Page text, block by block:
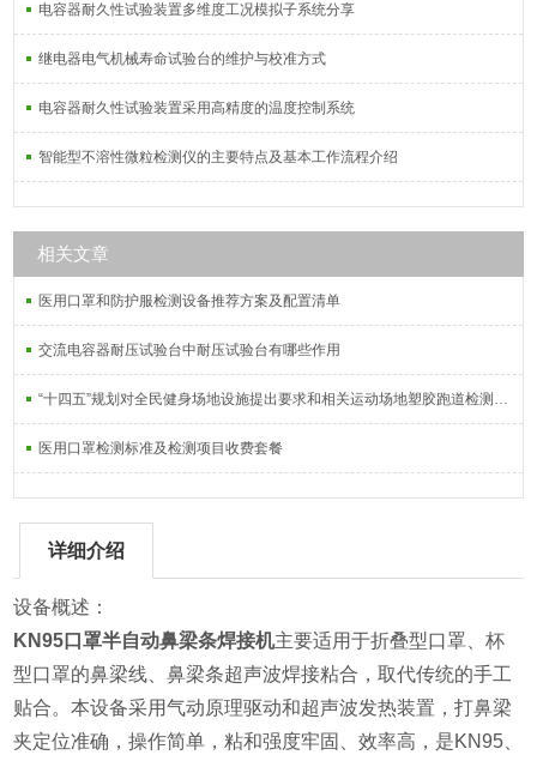
电容器耐久性试验装置多维度工况模拟子系统分享
继电器电气机械寿命试验台的维护与校准方式
电容器耐久性试验装置采用高精度的温度控制系统
智能型不溶性微粒检测仪的主要特点及基本工作流程介绍
相关文章
医用口罩和防护服检测设备推荐方案及配置清单
交流电容器耐压试验台中耐压试验台有哪些作用
“十四五”规划对全民健身场地设施提出要求和相关运动场地塑胶跑道检测设备
医用口罩检测标准及检测项目收费套餐
详细介绍
设备概述：
KN95口罩半自动鼻梁条焊接机主要适用于折叠型口罩、杯
型口罩的鼻梁线、鼻梁条超声波焊接粘合，取代传统的手工
贴合。本设备采用气动原理驱动和超声波发热装置，打鼻梁
夹定位准确，操作简单，粘和强度牢固、效率高，是KN95、